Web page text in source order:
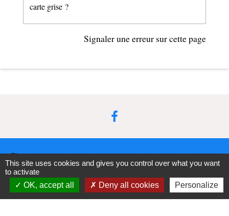
carte grise ?
Signaler une erreur sur cette page
Contacts
Commune d'Upie
1, rue de la Mairie
This site uses cookies and gives you control over what you want
to activate
OK, accept all
Deny all cookies Personalize